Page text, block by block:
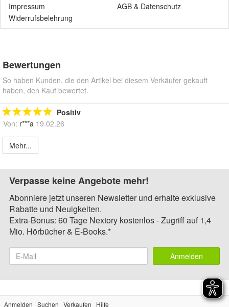
Impressum
AGB & Datenschutz
Widerrufsbelehrung
Bewertungen
So haben Kunden, die den Artikel bei diesem Verkäufer gekauft
haben, den Kauf bewertet.
Positiv
Von: r***a 19.02.26
Mehr...
Verpasse keine Angebote mehr!
Abonniere jetzt unseren Newsletter und erhalte exklusive
Rabatte und Neuigkeiten.
Extra-Bonus: 60 Tage Nextory kostenlos - Zugriff auf 1,4
Mio. Hörbücher & E-Books.*
Anmelden
Anmelden Suchen Verkaufen Hilfe